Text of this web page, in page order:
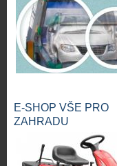
E-SHOP VŠE PRO
ZAHRADU